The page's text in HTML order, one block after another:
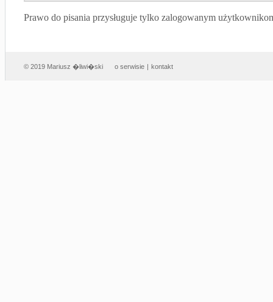
Prawo do pisania przysługuje tylko zalogowanym
© 2019 Mariusz �liwi�ski o serwisie | kontakt